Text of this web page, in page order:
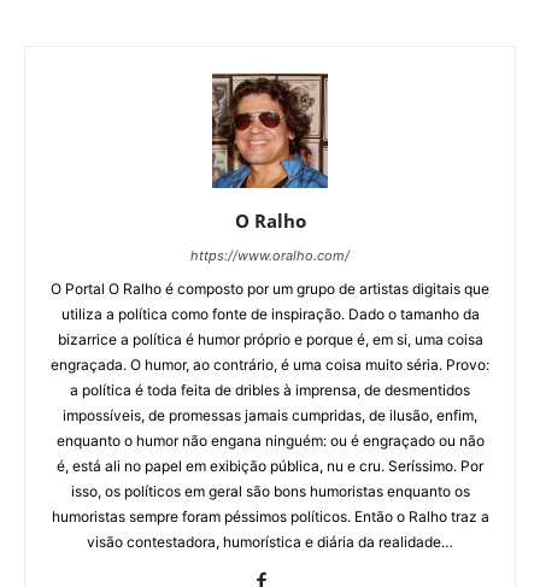
O Ralho
https://www.oralho.com/
O Portal O Ralho é composto por um grupo de artistas digitais que
utiliza a política como fonte de inspiração. Dado o tamanho da
bizarrice a política é humor próprio e porque é, em si, uma coisa
engraçada. O humor, ao contrário, é uma coisa muito séria. Provo:
a política é toda feita de dribles à imprensa, de desmentidos
impossíveis, de promessas jamais cumpridas, de ilusão, enfim,
enquanto o humor não engana ninguém: ou é engraçado ou não
é, está ali no papel em exibição pública, nu e cru. Seríssimo. Por
isso, os políticos em geral são bons humoristas enquanto os
humoristas sempre foram péssimos políticos. Então o Ralho traz a
visão contestadora, humorística e diária da realidade…